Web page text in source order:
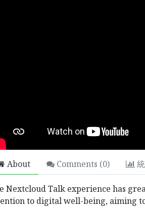
About Comments (0)
Nextcloud Talk experience has
to digital well-being, aiming
の人の生活を向上させることです。 私
ス上の問題を解決するために素晴らし
フォーマンスを最適化することをい
設計されています。